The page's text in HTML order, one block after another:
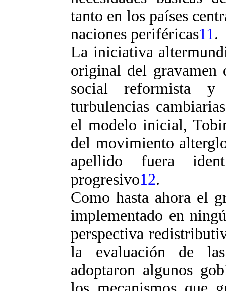
tanto en los países
naciones periféricas11 .
La iniciativa
original del gravamen
social reformista y
turbulencias
el modelo inicial,
del movimiento
apellido fuera
progresivo12.
Como hasta ahora el
implementado en
perspectiva
la evaluación de
adoptaron algunos